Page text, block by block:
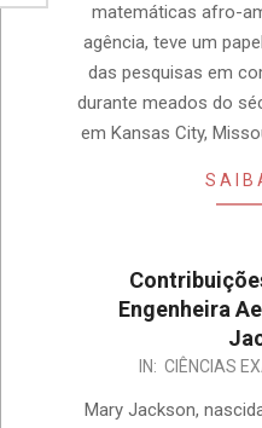
matemáticas afro-
agência, teve um
das pesquisas em
durante meados do
em Kansas City,
Engenheira
IN: CIÊNCIAS
Mary Jackson,